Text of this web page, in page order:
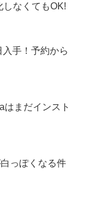
しなくてもOK!
手！予約から
はまだインスト
っぽくなる件